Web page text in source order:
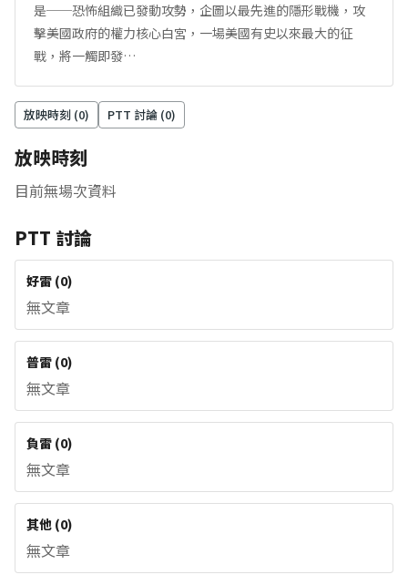
是──恐怖組織已發動攻勢，企圖以最先進的隱形戰機，攻
擊美國政府的權力核心白宮，一場美國有史以來最大的征
戰，將一觸即發…
放映時刻 (0) PTT 討論 (0)
放映時刻
目前無場次資料
PTT 討論
好雷 (0)
無文章
普雷 (0)
無文章
負雷 (0)
無文章
其他 (0)
無文章